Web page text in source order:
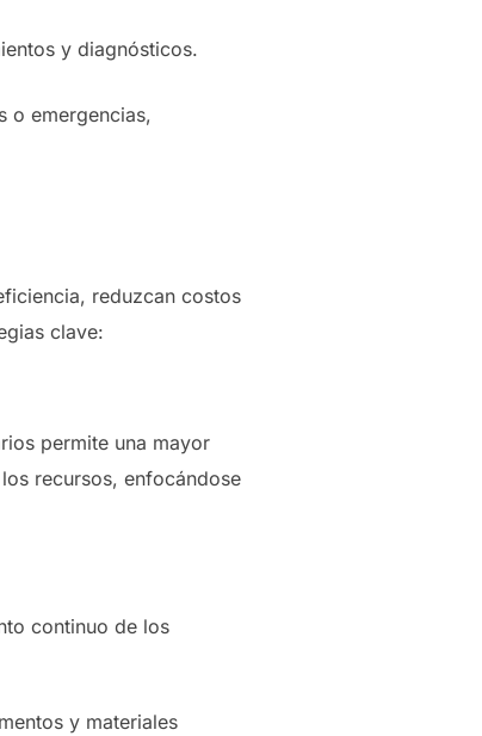
y diagnósticos.
o emergencias,
reduzcan costos
clave:
permite una mayor
recursos, enfocándose
continuo de los
y materiales